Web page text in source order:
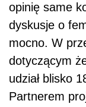
opinię same
dyskusje o
mocno. W
dotyczącym
udział blisko
Partnerem